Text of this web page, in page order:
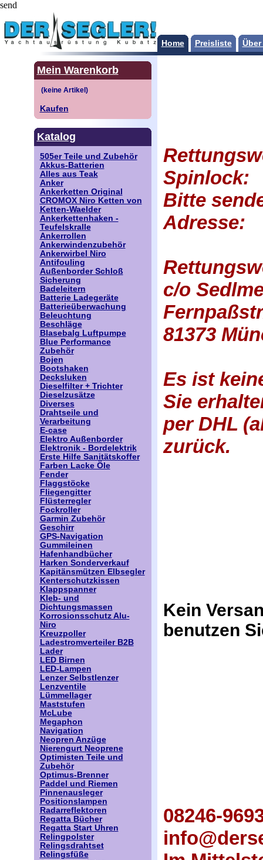
send
Home Preisliste
Mein Warenkorb
Kaufen
Katalog
505er Teile und Zubehör
Akkus-Batterien
Alles aus Teak
Anker
Ankerketten Original
CROMOX Niro Ketten von
Ketten-Waelder
Ankerkettenhaken -
Teufelskralle
Ankerrollen
Ankerwindenzubehör
Ankerwirbel Niro
Antifouling
Außenborder Schloß
Sicherung
Badeleitern
Batterie Ladegeräte
Batterieüberwachung
Beleuchtung
Beschläge
Blasebalg Luftpumpe
Blue Performance
Zubehör
Bojen
Bootshaken
Decksluken
Dieselfilter + Trichter
Dieselzusätze
Diverses
Drahtseile und
Verarbeitung
E-case
Elektro Außenborder
Elektronik - Bordelektrik
Erste Hilfe Sanitätskoffer
Farben Lacke Öle
Fender
Flaggstöcke
Fliegengitter
Flüsterregler
Fockroller
Garmin Zubehör
Geschirr
GPS-Navigation
Gummileinen
Hafenhandbücher
Harken Sonderverkauf
Kapitänsmützen Elbsegler
Kenterschutzkissen
Klappspanner
Kleb- und
Dichtungsmassen
Korrosionsschutz Alu-
Niro
Kreuzpoller
Ladestromverteiler B2B
Lader
LED Birnen
LED-Lampen
Lenzer Selbstlenzer
Lenzventile
Lümmellager
Maststufen
McLube
Megaphon
Navigation
Neopren Anzüge
Nierengurt Neoprene
Optimisten Teile und
Zubehör
Optimus-Brenner
Paddel und Riemen
Pinnenausleger
Positionslampen
Radarreflektoren
Regatta Bücher
Regatta Start Uhren
Relingpolster
Relingsdrahtset
Relingsfüße
Spinlock:
Bitte
Adresse:
c/o
81373
Es ist
Sie
per DHL
zurück.
Kein
benutzen
08246-